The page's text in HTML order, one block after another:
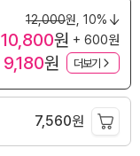
12,000원, 10%
10,800원 + 600원
9,180원 더보기
7,560원